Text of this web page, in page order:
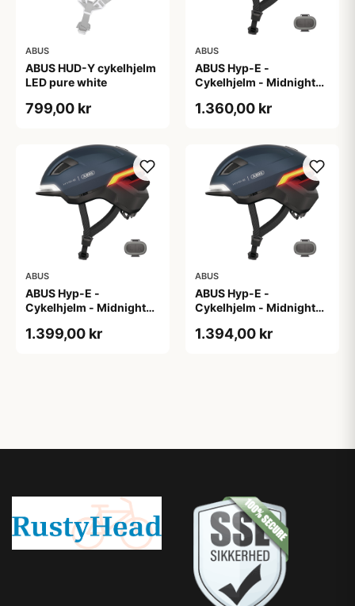
ABUS
ABUS HUD-Y cykelhjelm
LED pure white
799,00 kr
ABUS
ABUS Hyp-E -
Cykelhjelm - Midnight
1.360,00 kr
ABUS
ABUS Hyp-E -
Cykelhjelm - Midnight
1.399,00 kr
ABUS
ABUS Hyp-E -
Cykelhjelm - Midnight
1.394,00 kr